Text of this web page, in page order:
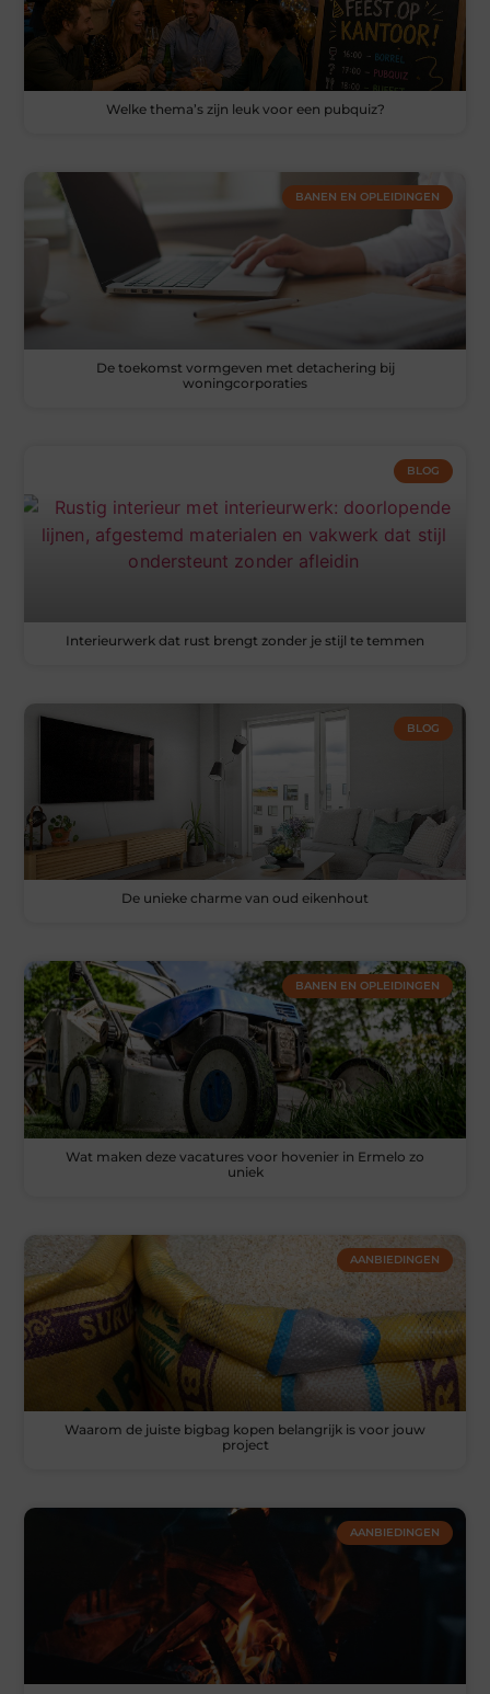
Welke thema’s zijn leuk voor een pubquiz?
BANEN EN OPLEIDINGEN
De toekomst vormgeven met detachering bij
woningcorporaties
BLOG
Interieurwerk dat rust brengt zonder je stijl te temmen
BLOG
De unieke charme van oud eikenhout
BANEN EN OPLEIDINGEN
Wat maken deze vacatures voor hovenier in Ermelo zo
uniek
AANBIEDINGEN
Waarom de juiste bigbag kopen belangrijk is voor jouw
project
AANBIEDINGEN